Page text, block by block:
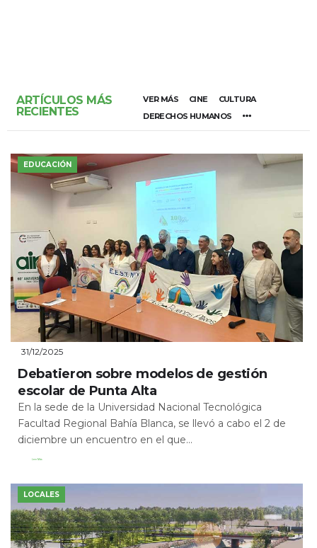
ARTÍCULOS MÁS
RECIENTES
VER MÁS CINE
CULTURA
DERECHOS HUMANOS
EDUCACIÓN
31/12/2025
Debatieron sobre modelos de gestión
escolar de Punta Alta
En la sede de la Universidad Nacional Tecnológica
Facultad Regional Bahía Blanca, se llevó a cabo el 2 de
diciembre un encuentro en el que...
Leer Más
LOCALES